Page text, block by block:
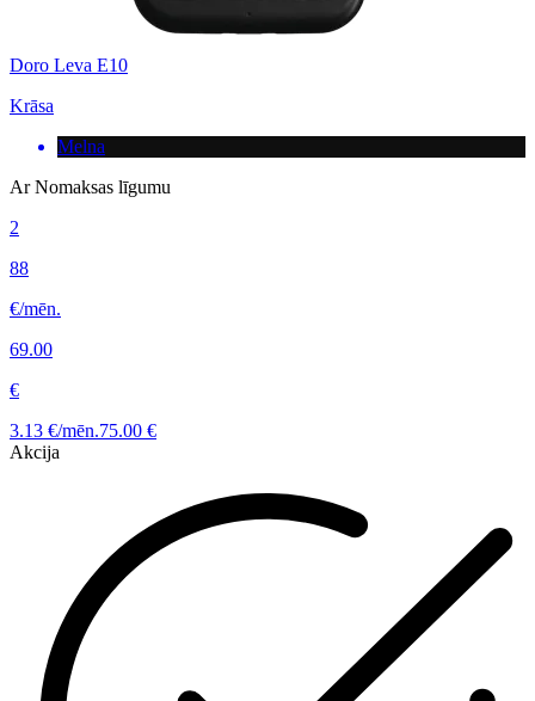
Doro Leva E10
Krāsa
Melna
Ar Nomaksas līgumu
2
88
€/mēn.
69.00
€
3.13 €/mēn.75.00 €
Akcija